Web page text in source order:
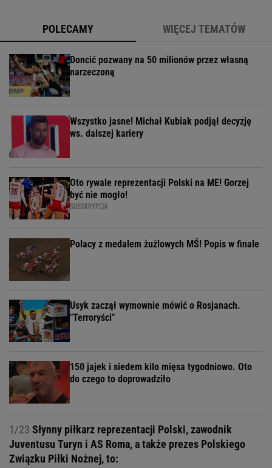
POLECAMY WIĘCEJ TEMATÓW
Doncić pozwany na 50 milionów przez własną
narzeczoną
Wszystko jasne! Michał Kubiak podjął decyzję
ws. dalszej kariery
Oto rywale reprezentacji Polski na ME! Gorzej
być nie mogło!
SUBSKRYPCJA
Polacy z medalem żużlowych MŚ! Popis w finale
Usyk zaczął wymownie mówić o Rosjanach.
"Terroryści"
150 jajek i siedem kilo mięsa tygodniowo. Oto
do czego to doprowadziło
1/23 Słynny piłkarz reprezentacji Polski, zawodnik
Juventusu Turyn i AS Roma, a także prezes Polskiego
Związku Piłki Nożnej, to: